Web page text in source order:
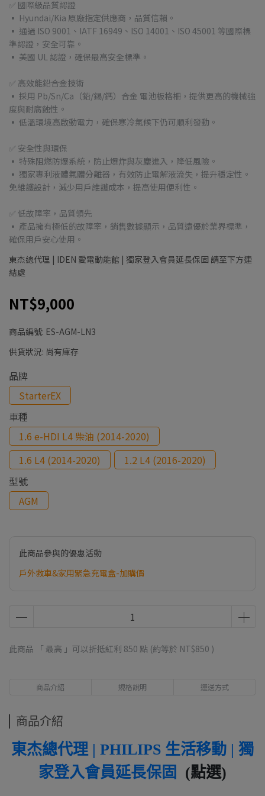
✅ 國際級品質認證
▪ Hyundai/Kia 原廠指定供應商，品質信賴。
▪ 通過 ISO 9001、IATF 16949、ISO 14001、ISO 45001 等國際標
準認證，安全可靠。
▪ 美國 UL 認證，確保最高安全標準。
✅ 高效能鉛合金技術
▪ 採用 Pb/Sn/Ca（鉛/錫/鈣）合金 電池板格柵，提供更高的機械強
度與耐腐蝕性。
▪ 低溫環境高啟動電力，確保寒冷氣候下仍可順利發動。
✅ 安全性與環保
▪ 特殊阻燃防爆系統，防止爆炸與灰塵進入，降低風險。
▪ 獨家專利液體氣體分離器，有效防止電解液流失，提升穩定性。
免維護設計，減少用戶維護成本，提高使用便利性。
✅ 低故障率，品質領先
▪ 產品擁有極低的故障率，銷售數據顯示，品質遠優於業界標準，
確保用戶安心使用。
東杰總代理 | IDEN 愛電動能館 | 獨家登入會員延長保固 請至下方連
結處
NT$9,000
商品編號: ES-AGM-LN3
供貨狀況: 尚有庫存
品牌
StarterEX
車種
1.6 e-HDI L4 柴油 (2014-2020)
1.6 L4 (2014-2020)
1.2 L4 (2016-2020)
型號
AGM
此商品參與的優惠活動
戶外救車&家用緊急充電盒-加購價
此商品 「 最高 」可以折抵紅利 850 點 (約等於 NT$850 )
商品介紹 規格說明 運送方式
商品介紹
東杰總代理 | PHILIPS 生活移動 | 獨
家登入會員延長保固
(點選)